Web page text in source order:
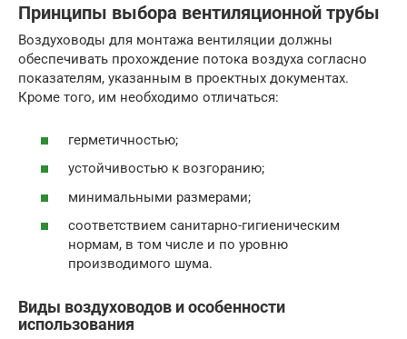
Принципы выбора вентиляционной трубы
Воздуховоды для монтажа вентиляции должны
обеспечивать прохождение потока воздуха согласно
показателям, указанным в проектных документах.
Кроме того, им необходимо отличаться:
герметичностью;
устойчивостью к возгоранию;
минимальными размерами;
соответствием санитарно-гигиеническим
нормам, в том числе и по уровню
производимого шума.
Виды воздуховодов и особенности
использования